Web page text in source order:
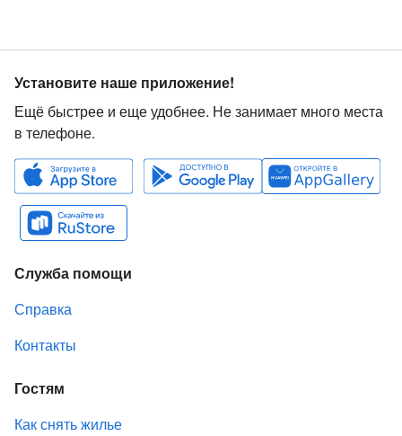
Установите наше приложение!
Ещё быстрее и еще удобнее. Не занимает много места
в телефоне.
Служба помощи
Справка
Контакты
Гостям
Как снять жилье